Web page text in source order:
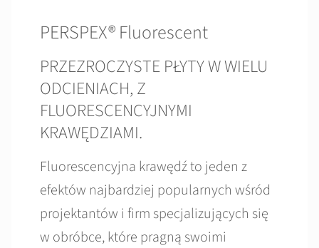
PERSPEX® Fluorescent
PRZEZROCZYSTE PŁYTY W WIELU
ODCIENIACH, Z
FLUORESCENCYJNYMI
KRAWĘDZIAMI.
Fluorescencyjna krawędź to jeden z
efektów najbardziej popularnych wśród
projektantów i firm specjalizujących się
w obróbce, które pragną swoimi